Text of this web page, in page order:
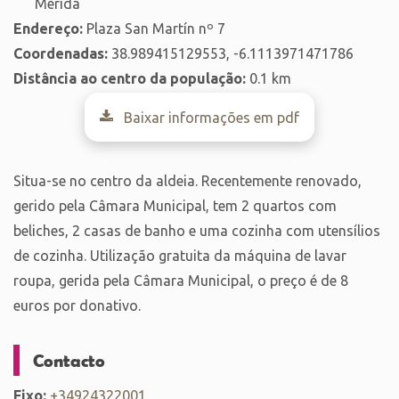
Mérida
Endereço: Plaza San Martín nº 7
Coordenadas: 38.989415129553, -6.1113971471786
Distância ao centro da população: 0.1 km
Baixar informações em pdf
Situa-se no centro da aldeia. Recentemente renovado,
gerido pela Câmara Municipal, tem 2 quartos com
beliches, 2 casas de banho e uma cozinha com utensílios
de cozinha. Utilização gratuita da máquina de lavar
roupa, gerida pela Câmara Municipal, o preço é de 8
euros por donativo.
Contacto
Fixo: +34924322001